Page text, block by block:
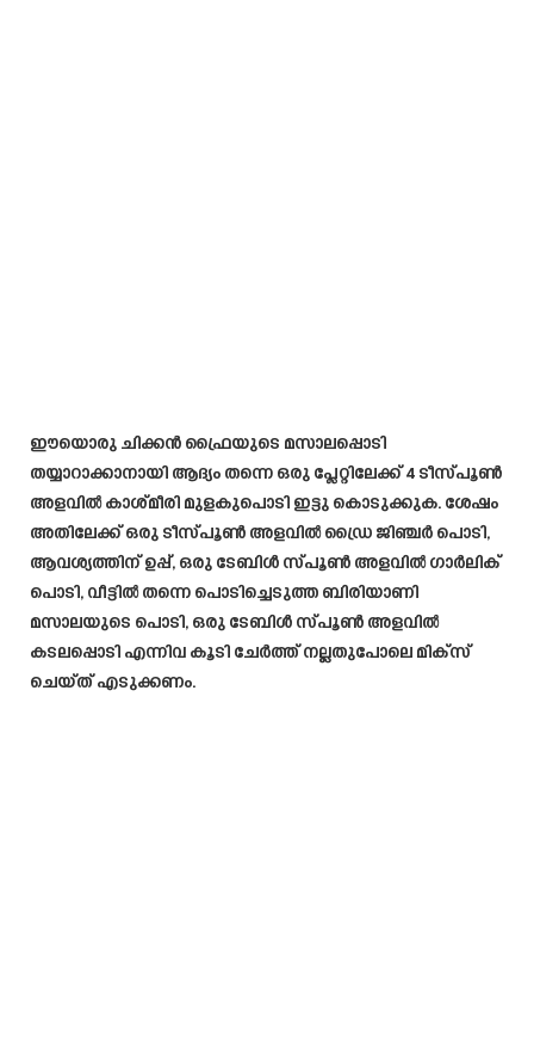
ഈയൊരു ചിക്കൻ ഫ്രൈയുടെ മസാലപ്പൊടി
തയ്യാറാക്കാനായി ആദ്യം തന്നെ ഒരു പ്ലേറ്റിലേക്ക് 4 ടീസ്പൂൺ
അളവിൽ കാശ്മീരി മുളകുപൊടി ഇട്ടു കൊടുക്കുക. ശേഷം
അതിലേക്ക് ഒരു ടീസ്പൂൺ അളവിൽ ഡ്രൈ ജിഞ്ചർ പൊടി,
ആവശ്യത്തിന് ഉപ്പ്, ഒരു ടേബിൾ സ്പൂൺ അളവിൽ ഗാർലിക്
പൊടി, വീട്ടിൽ തന്നെ പൊടിച്ചെടുത്ത ബിരിയാണി
മസാലയുടെ പൊടി, ഒരു ടേബിൾ സ്പൂൺ അളവിൽ
കടലപ്പൊടി എന്നിവ കൂടി ചേർത്ത് നല്ലതുപോലെ മിക്സ്
ചെയ്ത് എടുക്കണം.